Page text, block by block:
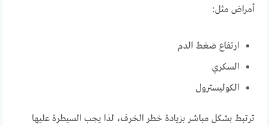
أمراض مثل:
ارتفاع ضغط الدم
السكري
الكوليسترول
ترتبط بشكل مباشر بزيادة خطر الخرف، لذا يجب السيطرة عليها